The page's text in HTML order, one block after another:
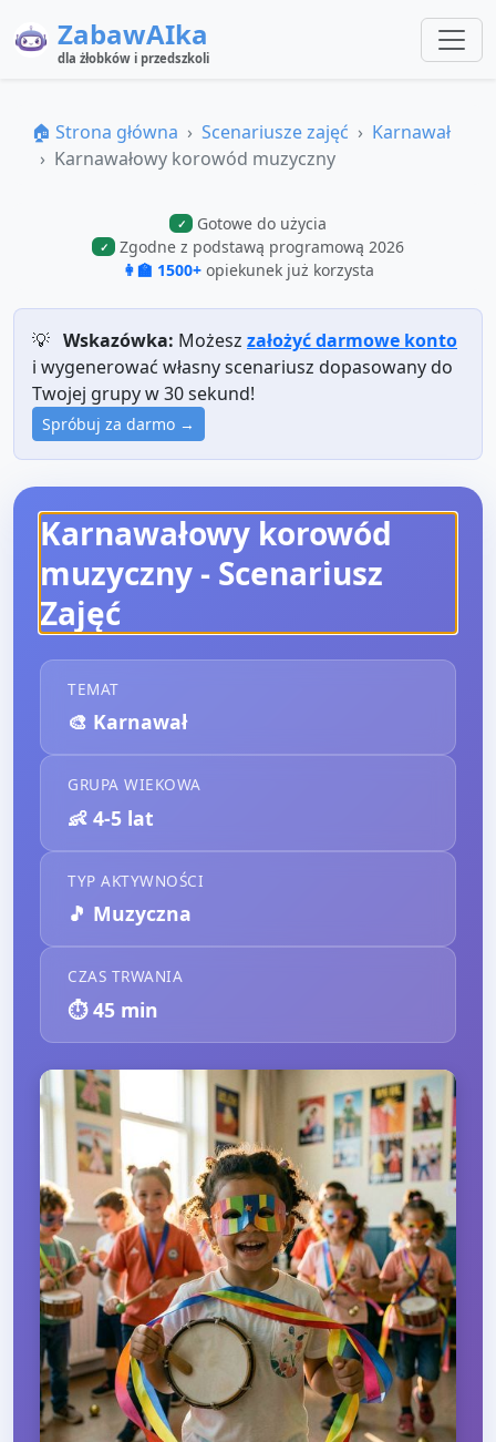
ZabawAIka
dla żłobków i przedszkoli
🏠 Strona główna Scenariusze zajęć
Karnawał
Karnawałowy korowód muzyczny
✓ Gotowe do użycia
✓
Zgodne z podstawą programową 2026
👩‍🏫 1500+ opiekunek już korzysta
💡 Wskazówka: Możesz założyć darmowe konto
i wygenerować własny scenariusz dopasowany do
Twojej grupy w 30 sekund!
Spróbuj za darmo →
Karnawałowy korowód
muzyczny- Scenariusz
Zajęć
TEMAT
🎨 Karnawał
GRUPA WIEKOWA
👶 4-5 lat
TYP AKTYWNOŚCI
🎵 Muzyczna
CZAS TRWANIA
⏱️45 min